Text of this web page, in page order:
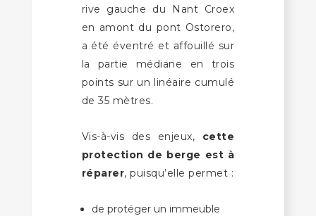
rive gauche du Nant Croex
en amont du pont Ostorero,
a été éventré et affouillé sur
la partie médiane en trois
points sur un linéaire cumulé
de 35 mètres.
Vis-à-vis des enjeux, cette
protection de berge est à
réparer, puisqu’elle permet :
de protéger un immeuble